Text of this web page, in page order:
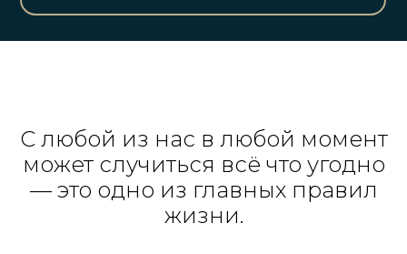
С любой из нас в любой момент
может случиться всё что угодно
— это одно из главных правил
жизни.